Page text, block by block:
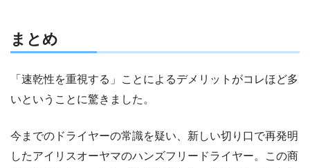
まとめ
「速乾性を重視する」ことによるデメリットがコレほど多
いということに驚きました。
今までのドライヤーの常識を疑い、新しい切り口で再発明
したアイリスオーヤマのハンズフリードライヤー。この商